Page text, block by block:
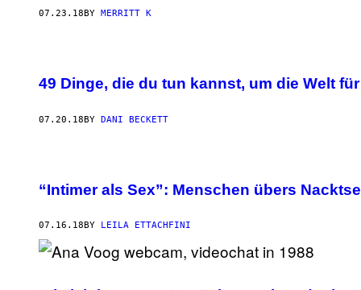
07.23.18 BY MERRITT K
49 Dinge, die du tun kannst, um die Welt
07.20.18BY DANI BECKETT
“Intimer als Sex”: Menschen übers
07.16.18 BY LEILA ETTACHFINI